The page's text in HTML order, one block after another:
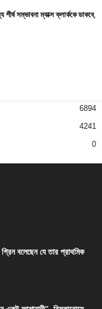
সম্ভাবনা ম্যাক্স ক্লার্ককে ডাকবে,
6894
4241
0
গ্রিন বলেছেন যে তার প্রাথমিক